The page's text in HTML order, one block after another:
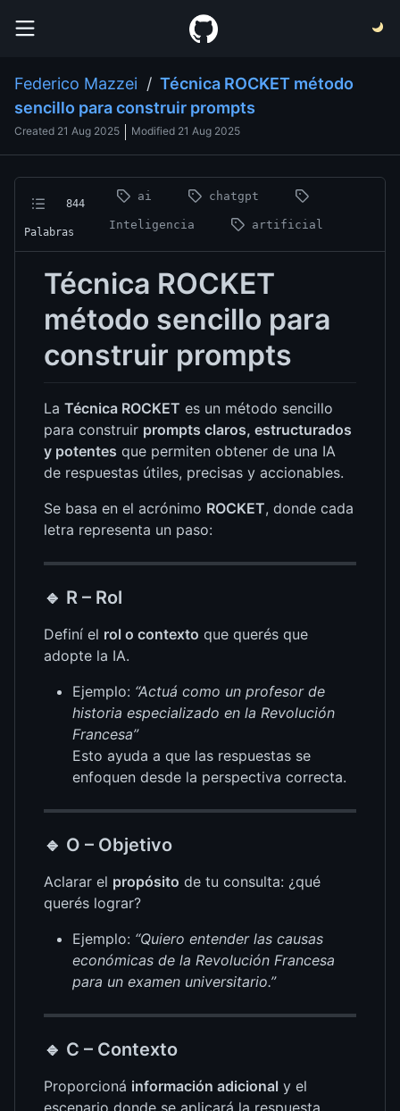
Federico Mazzei / Técnica ROCKET método
sencillo para construir prompts
Created 21 Aug 2025 Modified 21 Aug 2025
844
Palabras
ai chatgpt
Inteligencia artificial
Técnica ROCKET
método sencillo para
construir prompts
La Técnica ROCKET es un método sencillo
para construir prompts claros, estructurados
y potentes que permiten obtener de una IA
de respuestas útiles, precisas y accionables.
Se basa en el acrónimo ROCKET, donde cada
letra representa un paso:
🔹 R – Rol
Definí el rol o contexto que querés que
adopte la IA.
Ejemplo: “Actuá como un profesor de
historia especializado en la Revolución
Francesa”
Esto ayuda a que las respuestas se
enfoquen desde la perspectiva correcta.
🔹 O – Objetivo
Aclarar el propósito de tu consulta: ¿qué
querés lograr?
Ejemplo: “Quiero entender las causas
económicas de la Revolución Francesa
para un examen universitario.”
🔹 C – Contexto
Proporcioná información adicional y el
escenario donde se aplicará la respuesta.